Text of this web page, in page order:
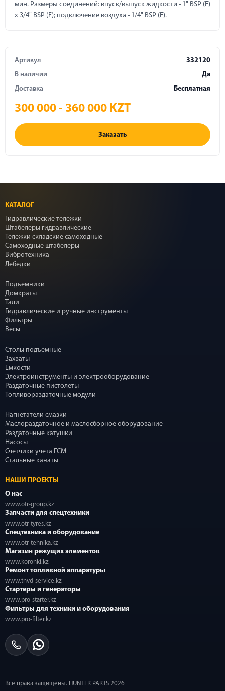
мин. Размеры соединений: впуск/выпуск жидкости - 1" BSP (F)
x 3/4" BSP (F); подключение воздуха - 1/4" BSP (F).
Артикул
332120
В наличии
Да
Доставка
Бесплатная
300 000 - 360 000 KZT
Заказать
КАТАЛОГ
Гидравлические тележки
Штабелеры гидравлические
Тележки складские самоходные
Самоходные штабелеры
Вибротехника
Лебедки
Подъемники
Домкраты
Тали
Гидравлические и ручные инструменты
Фильтры
Весы
Столы подъемные
Захваты
Емкости
Электроинструменты и электрооборудование
Раздаточные пистолеты
Топливораздаточные модули
Нагнетатели смазки
Маслораздаточное и маслосборное оборудование
Раздаточные катушки
Насосы
Счетчики учета ГСМ
Стальные канаты
НАШИ ПРОЕКТЫ
О нас
www.otr-group.kz
Запчасти для спецтехники
www.otr-tyres.kz
Спецтехника и оборудование
www.otr-tehnika.kz
Магазин режущих элементов
www.koronki.kz
Ремонт топливной аппаратуры
www.tnvd-service.kz
Стартеры и генераторы
www.pro-starter.kz
Фильтры для техники и оборудования
www.pro-filter.kz
Все права защищены. HUNTER PARTS 2026